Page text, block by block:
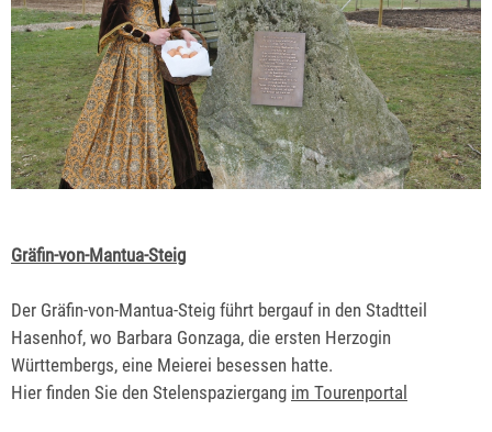
Gräfin-von-Mantua-Steig
Der Gräfin-von-Mantua-Steig führt bergauf in den Stadtteil
Hasenhof, wo Barbara Gonzaga, die ersten Herzogin
Württembergs, eine Meierei besessen hatte.
Hier finden Sie den Stelenspaziergang im Tourenportal